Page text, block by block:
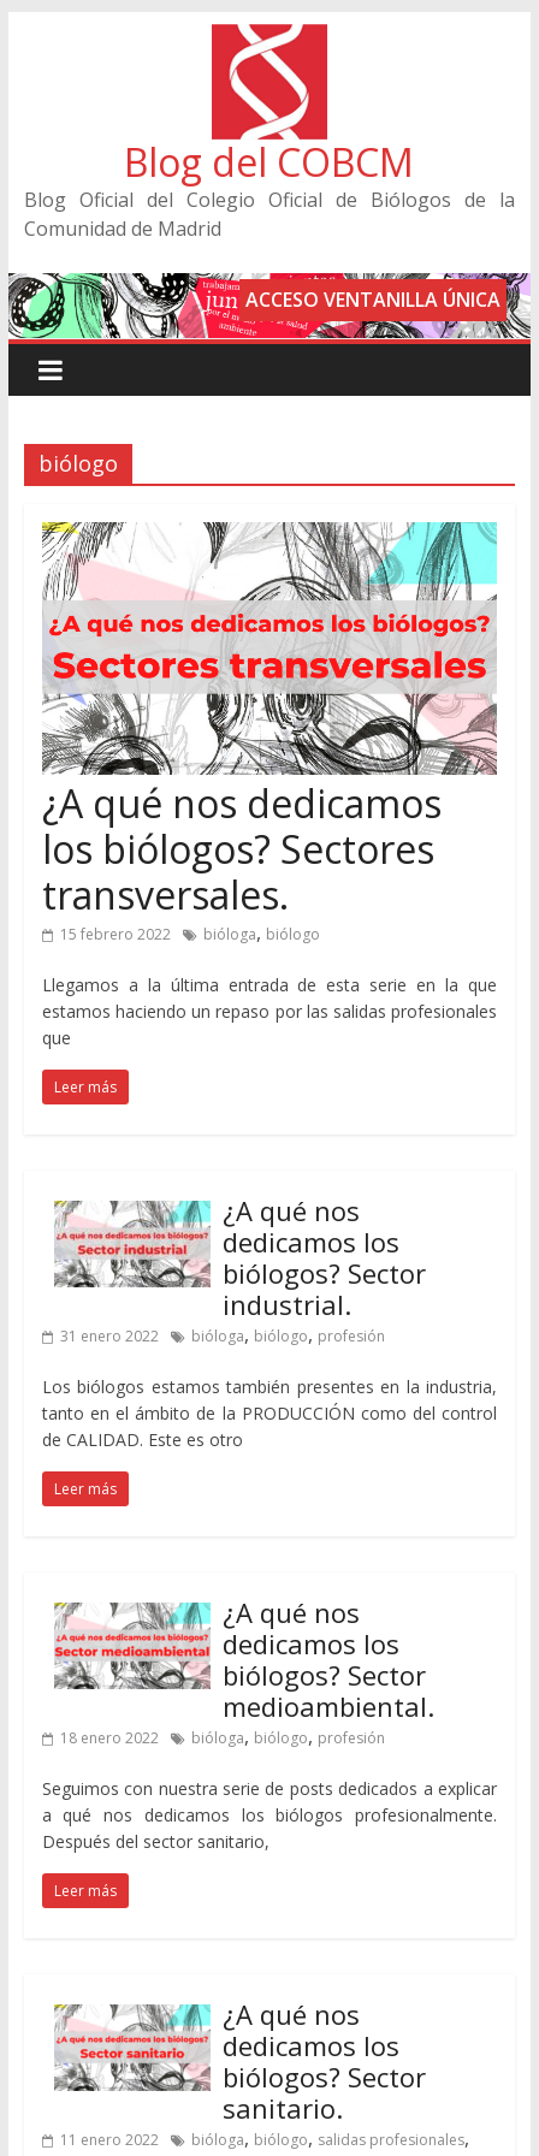
Blog del COBCM
Blog Oficial del Colegio Oficial de Biólogos de la
Comunidad de Madrid
ACCESO VENTANILLA ÚNICA
biólogo
¿A qué nos dedicamos
los biólogos? Sectores
transversales.
15 febrero 2022 bióloga, biólogo
Llegamos a la última entrada de esta serie en la que
estamos haciendo un repaso por las salidas profesionales
que
Leer más
¿A qué nos
dedicamos los
biólogos? Sector
industrial.
31 enero 2022 bióloga, biólogo, profesión
Los biólogos estamos también presentes en la industria,
tanto en el ámbito de la PRODUCCIÓN como del control
de CALIDAD. Este es otro
Leer más
¿A qué nos
dedicamos los
biólogos? Sector
medioambiental.
18 enero 2022 bióloga, biólogo, profesión
Seguimos con nuestra serie de posts dedicados a explicar
a qué nos dedicamos los biólogos profesionalmente.
Después del sector sanitario,
Leer más
¿A qué nos
dedicamos los
biólogos? Sector
sanitario.
11 enero 2022 bióloga, biólogo, salidas profesionales,